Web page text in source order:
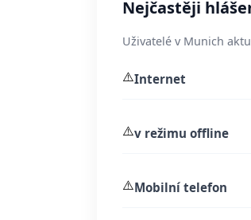
Nejčastěji
Uživatelé v Munich
⚠️Internet
⚠️v režimu offline
⚠️Mobilní telefon